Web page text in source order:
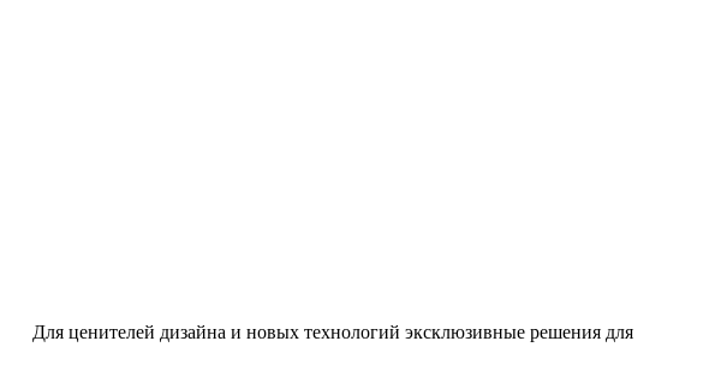
Для ценителей дизайна и новых технологий эксклюзивные решения для